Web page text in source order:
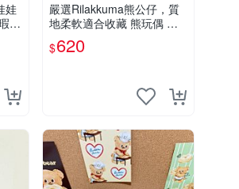
娃
輕
嚴選Rilakkuma熊公仔，質
地柔軟適合收藏 熊玩偶 柔
軟 公仔 收藏
$620